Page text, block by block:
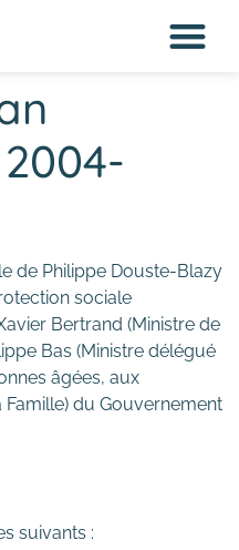
de Philippe Douste-Blazy
sociale
Bertrand (Ministre de
Bas (Ministre délégué
âgées, aux
Famille) du Gouvernement
suivants :